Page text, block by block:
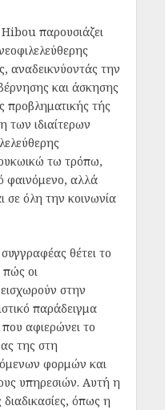
παρουσιάζει
αναδεικνύοντάς την
και άσκησης
προβληματικής τής
των ιδιαίτερων
τω τρόπω,
φαινόμενο, αλλά
σε όλη την κοινωνία
θέτει το
πώς οι
στην
παράδειγμα
αφιερώνει το
της στη
φορμών και
υπηρεσιών. Αυτή η
όπως η